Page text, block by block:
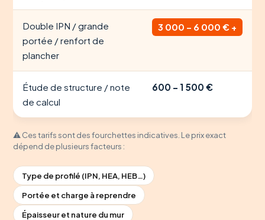
Double IPN / grande
portée / renfort de
plancher
3 000 – 6 000 € +
Étude de structure / note
de calcul
600 – 1 500 €
⚠️ Ces tarifs sont des fourchettes indicatives. Le prix exact
dépend de plusieurs facteurs :
Type de profilé (IPN, HEA, HEB…)
Portée et charge à reprendre
Épaisseur et nature du mur